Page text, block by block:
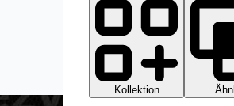
Kollektion